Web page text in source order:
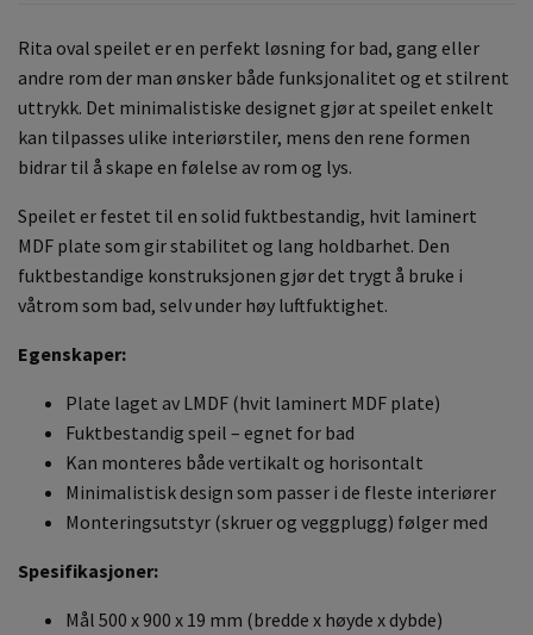
Rita oval speilet er en perfekt løsning for bad, gang eller
andre rom der man ønsker både funksjonalitet og et stilrent
uttrykk. Det minimalistiske designet gjør at speilet enkelt
kan tilpasses ulike interiørstiler, mens den rene formen
bidrar til å skape en følelse av rom og lys.
Speilet er festet til en solid fuktbestandig, hvit laminert
MDF plate som gir stabilitet og lang holdbarhet. Den
fuktbestandige konstruksjonen gjør det trygt å bruke i
våtrom som bad, selv under høy luftfuktighet.
Egenskaper:
Plate laget av LMDF (hvit laminert MDF plate)
Fuktbestandig speil – egnet for bad
Kan monteres både vertikalt og horisontalt
Minimalistisk design som passer i de fleste interiører
Monteringsutstyr (skruer og veggplugg) følger med
Spesifikasjoner:
Mål 500 x 900 x 19 mm (bredde x høyde x dybde)